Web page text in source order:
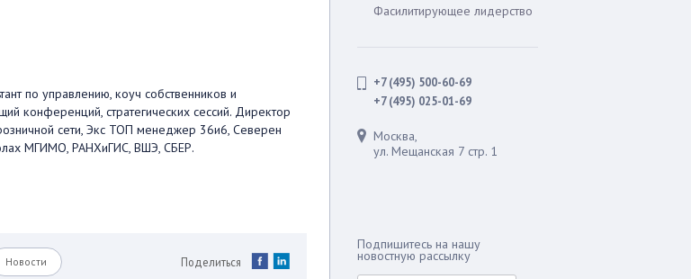
по управлению, коуч собственников и
конференций, стратегических сессий. Директор
сети, Экс ТОП менеджер 36и6, Северен
МГИМО, РАНХиГИС, ВШЭ, СБЕР.
Новости Поделиться
Фасилитирующее лидерство
+7 (495) 500-60-69
+7 (495) 025-01-69
Москва,
ул. Мещанская 7 стр. 1
Подпишитесь на нашу
новостную рассылку